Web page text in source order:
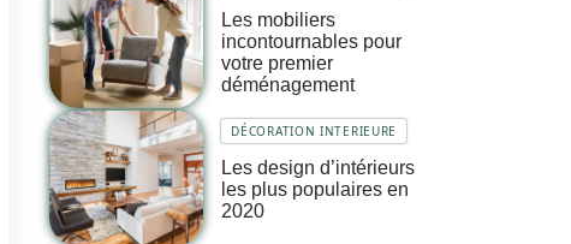
Les mobiliers
incontournables pour
votre premier
déménagement
DÉCORATION INTERIEURE
Les design d’intérieurs
les plus populaires en
2020